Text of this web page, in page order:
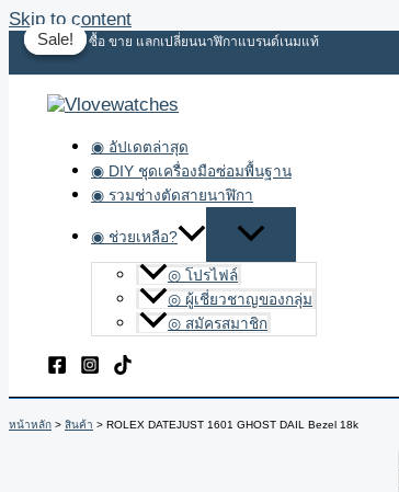
Skip to content
ประมูล ซื้อ ขาย แลกเปลี่ยนนาฬิกาแบรนด์เนมแท้
◉ อัปเดตล่าสุด
◉ DIY ชุดเครื่องมือซ่อมพื้นฐาน
◉ รวมช่างตัดสายนาฬิกา
◉ ช่วยเหลือ?
◎ โปรไฟล์
◎ ผู้เชี่ยวชาญของกลุ่ม
◎ สมัครสมาชิก
หน้าหลัก สินค้า ROLEX DATEJUST 1601 GHOST DAIL Bezel 18k
Sale!
Sale!